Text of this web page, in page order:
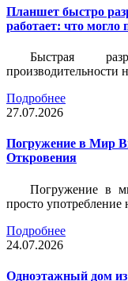
Планшет быстро
работает: что могло
Быстрая
производительности
Подробнее
27.07.2026
Погружение в Мир
Откровения
Погружение в
просто употребление
Подробнее
24.07.2026
Одноэтажный дом